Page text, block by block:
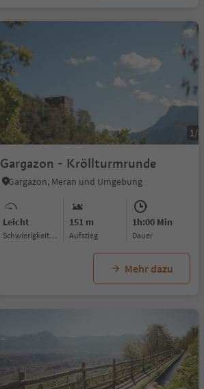
1/4
Gargazon - Kröllturmrunde
Gargazon, Meran und Umgebung
Leicht
Schwierigkeitsgrad
151 m
Aufstieg
1h:00 Min
Dauer
Mehr dazu